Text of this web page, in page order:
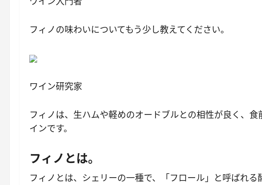
フィノの味わいについてもう少し教えてください。
ワイン研究家
フィノは、生ハムや軽めのオードブルとの相性が良く、
インです。
フィノとは。
フィノとは、シェリーの一種で、「フロール」と呼ばれ